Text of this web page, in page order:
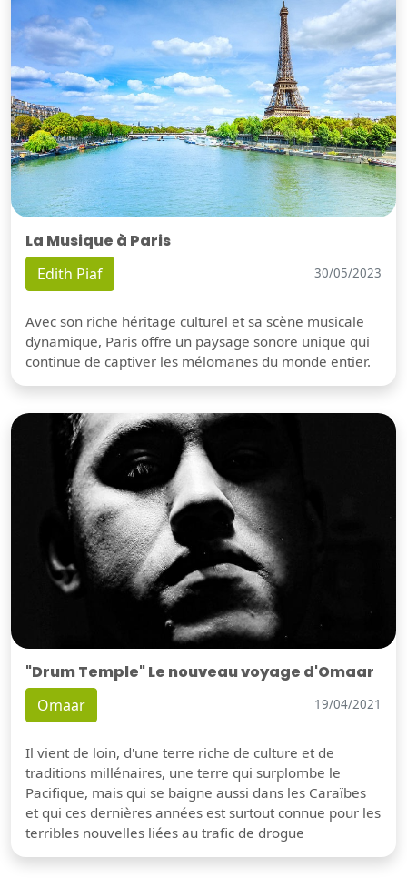
La Musique à Paris
Edith Piaf 30/05/2023
Avec son riche héritage culturel et sa scène musicale
dynamique, Paris offre un paysage sonore unique qui
continue de captiver les mélomanes du monde entier.
"Drum Temple" Le nouveau voyage d'Omaar
Omaar 19/04/2021
Il vient de loin, d'une terre riche de culture et de
traditions millénaires, une terre qui surplombe le
Pacifique, mais qui se baigne aussi dans les Caraïbes
et qui ces dernières années est surtout connue pour les
terribles nouvelles liées au trafic de drogue